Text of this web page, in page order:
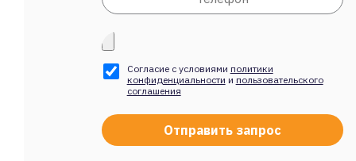
Согласие с условиями политики
конфиденциальности и пользовательского
соглашения